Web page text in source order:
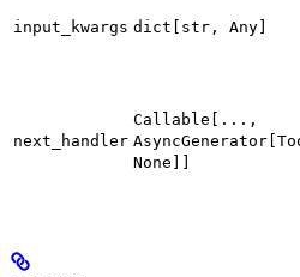
input_kwargs dict[str, Any]
next_handler
Callable[...,
None]]